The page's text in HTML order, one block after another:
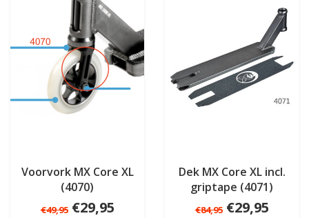
Voorvork MX Core XL
(4070)
€49,95 €29,95
Dek MX Core XL incl.
griptape (4071)
€84,95 €29,95